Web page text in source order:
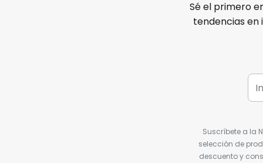
Sé el primero
tendencias en
Suscríbete a la
selección de
descuento y